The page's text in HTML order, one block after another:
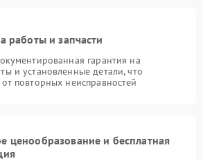
работы и запчасти
гарантия на
и установленные детали, что
повторных неисправностей
ценообразование и бесплатная